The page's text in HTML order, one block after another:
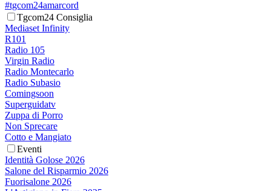
#tgcom24amarcord
Tgcom24 Consiglia
Mediaset Infinity
R101
Radio 105
Virgin Radio
Radio Montecarlo
Radio Subasio
Comingsoon
Superguidatv
Zuppa di Porro
Non Sprecare
Cotto e Mangiato
Eventi
Identità Golose 2026
Salone del Risparmio 2026
Fuorisalone 2026